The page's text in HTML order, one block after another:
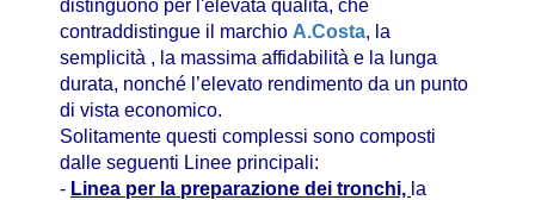
distinguono per l'elevata qualità, che
contraddistingue il marchio A.Costa, la
semplicità , la massima affidabilità e la lunga
durata, nonché l’elevato rendimento da un punto
di vista economico.
Solitamente questi complessi sono composti
dalle seguenti Linee principali:
- Linea per la preparazione dei tronchi, la